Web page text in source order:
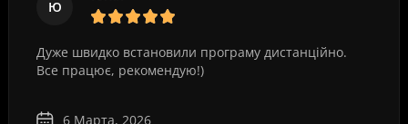
Ю
Дуже швидко встановили програму дистанційно.
Все працює, рекомендую!)
6 Марта, 2026